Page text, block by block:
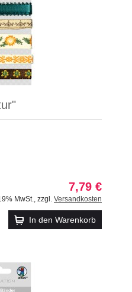
7,79 €
MwSt. zzgl. Versandkosten
In den Warenkorb